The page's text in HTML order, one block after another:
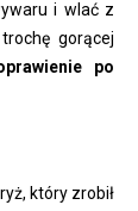
i wlać z
gorącej
po
który zrobił